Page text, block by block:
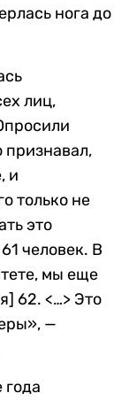
нога до
лиц,
признавал,
и
только не
это
человек. В
мы еще
62. <…> Это
—
года